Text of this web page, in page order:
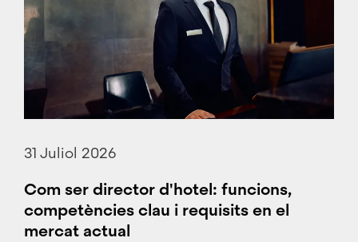
31 Juliol 2026
Com ser director d'hotel: funcions,
competències clau i requisits en el
mercat actual